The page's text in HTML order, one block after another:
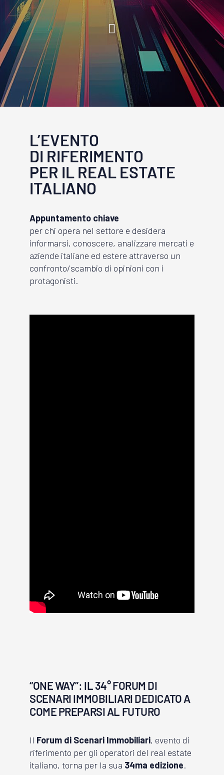
L’EVENTO
DI RIFERIMENTO
PER IL REAL ESTATE
ITALIANO
Appuntamento chiave
per chi opera nel settore e desidera
informarsi, conoscere, analizzare mercati e
aziende italiane ed estere attraverso un
confronto/scambio di opinioni con i
protagonisti.
“ONE WAY”: IL 34° FORUM DI
SCENARI IMMOBILIARI DEDICATO A
COME PREPARSI AL FUTURO
Il Forum di Scenari Immobiliari, evento di
riferimento per gli operatori del real estate
italiano, torna per la sua 34ma edizione.